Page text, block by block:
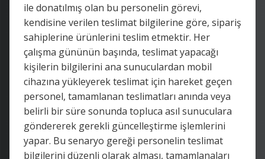
ile donatılmış olan bu personelin görevi,
kendisine verilen teslimat bilgilerine göre, sipariş
sahiplerine ürünlerini teslim etmektir. Her
çalışma gününün başında, teslimat yapacağı
kişilerin bilgilerini ana sunuculardan mobil
cihazına yükleyerek teslimat için hareket geçen
personel, tamamlanan teslimatları anında veya
belirli bir süre sonunda topluca asıl sunuculara
göndererek gerekli güncelleştirme işlemlerini
yapar. Bu senaryo gereği personelin teslimat
bilgilerini düzenli olarak alması, tamamlanaları